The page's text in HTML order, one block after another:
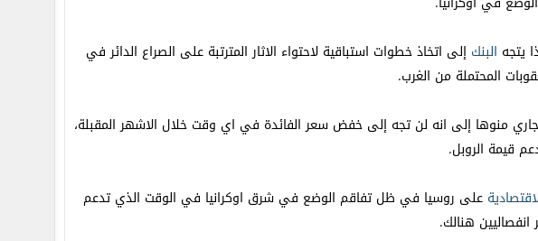
يتجه البنك إلى اتخاذ خطوات استباقية لاحتواء الاثار المترتبة على الصراع الدائر في
المحتملة من الغرب.
ليبقى دون مستوى 6% خلال العام الجاري منوها إلى انه لن تجه إلى خفض سعر الفائدة في اي وقت خلال الاشهر المقبلة،
قيمة الروبل.
على روسيا في ظل تفاقم الوضع في شرق اوكرانيا في الوقت الذي تدعم
انفصاليين هنالك.